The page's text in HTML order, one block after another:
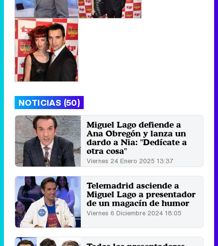
NOTICIAS (50)
Miguel Lago defiende a
Ana Obregón y lanza un
dardo a Nia: "Dedícate a
otra cosa"
Viernes 24 Enero 2025 13:37
Telemadrid asciende a
Miguel Lago a presentador
de un magacín de humor
Viernes 6 Diciembre 2024 18:05